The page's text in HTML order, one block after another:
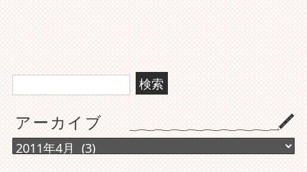
検
索:
アーカイブ
ア
ー